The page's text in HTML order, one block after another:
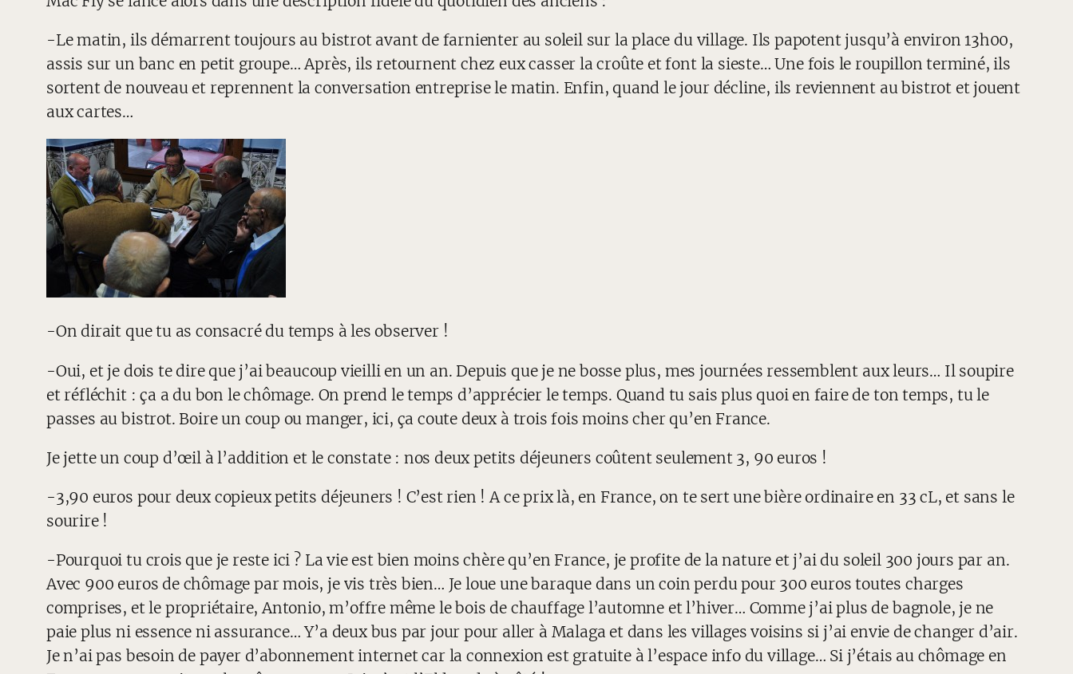
-Le matin, ils démarrent toujours au bistrot avant de farnienter au soleil sur la place du village. Ils papotent jusqu’à environ 13h00,
assis sur un banc en petit groupe… Après, ils retournent chez eux casser la croûte et font la sieste… Une fois le roupillon terminé, ils
sortent de nouveau et reprennent la conversation entreprise le matin. Enfin, quand le jour décline, ils reviennent au bistrot et jouent
aux cartes…
-On dirait que tu as consacré du temps à les observer !
-Oui, et je dois te dire que j’ai beaucoup vieilli en un an. Depuis que je ne bosse plus, mes journées ressemblent aux leurs… Il soupire
et réfléchit : ça a du bon le chômage. On prend le temps d’apprécier le temps. Quand tu sais plus quoi en faire de ton temps, tu le
passes au bistrot. Boire un coup ou manger, ici, ça coute deux à trois fois moins cher qu’en France.
Je jette un coup d’œil à l’addition et le constate : nos deux petits déjeuners coûtent seulement 3, 90 euros !
-3,90 euros pour deux copieux petits déjeuners ! C’est rien ! A ce prix là, en France, on te sert une bière ordinaire en 33 cL, et sans le
sourire !
-Pourquoi tu crois que je reste ici ? La vie est bien moins chère qu’en France, je profite de la nature et j’ai du soleil 300 jours par an.
Avec 900 euros de chômage par mois, je vis très bien… Je loue une baraque dans un coin perdu pour 300 euros toutes charges
comprises, et le propriétaire, Antonio, m’offre même le bois de chauffage l’automne et l’hiver… Comme j’ai plus de bagnole, je ne
paie plus ni essence ni assurance… Y’a deux bus par jour pour aller à Malaga et dans les villages voisins si j’ai envie de changer d’air.
Je n’ai pas besoin de payer d’abonnement internet car la connexion est gratuite à l’espace info du village… Si j’étais au chômage en